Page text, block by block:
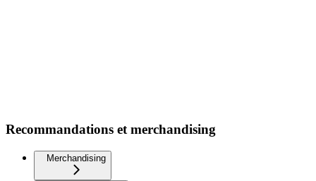
Recommandations et merchandising
Merchandising